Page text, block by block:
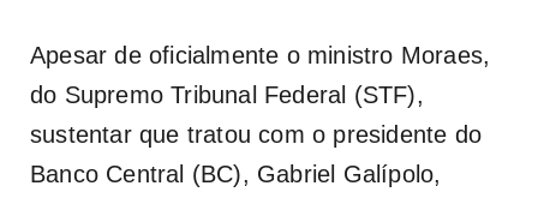
Apesar de oficialmente o ministro Moraes,
do Supremo Tribunal Federal (STF),
sustentar que tratou com o presidente do
Banco Central (BC), Gabriel Galípolo,